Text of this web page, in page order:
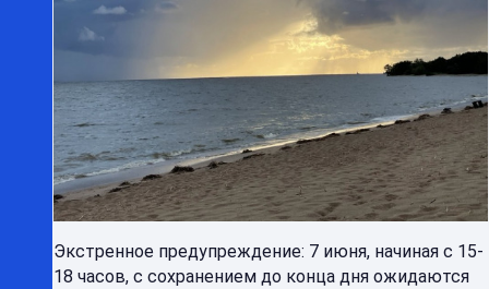
Экстренное предупреждение: 7 июня, начиная с 15-
18 часов, с сохранением до конца дня ожидаются